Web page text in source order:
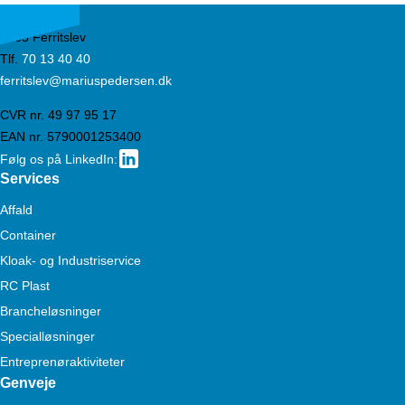
5863 Ferritslev
Tlf. 70 13 40 40
ferritslev@mariuspedersen.dk
CVR nr. 49 97 95 17
EAN nr. 5790001253400
Følg os på LinkedIn:
Services
Affald
Container
Kloak- og Industriservice
RC Plast
Brancheløsninger
Specialløsninger
Entreprenøraktiviteter
Genveje